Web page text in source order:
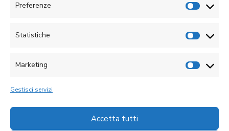
Preferenze
Statistiche
Marketing
Gestisci servizi
Accetta tutti
Realizzato daDivenire Agency